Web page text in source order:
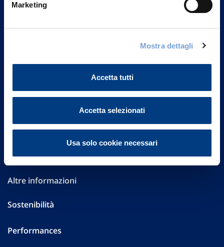
Marketing
Mostra dettagli
Accetta tutti
Accetta selezionati
Usa solo cookie necessari
Governance
Investor Relations
Altre informazioni
Sostenibilità
Performances